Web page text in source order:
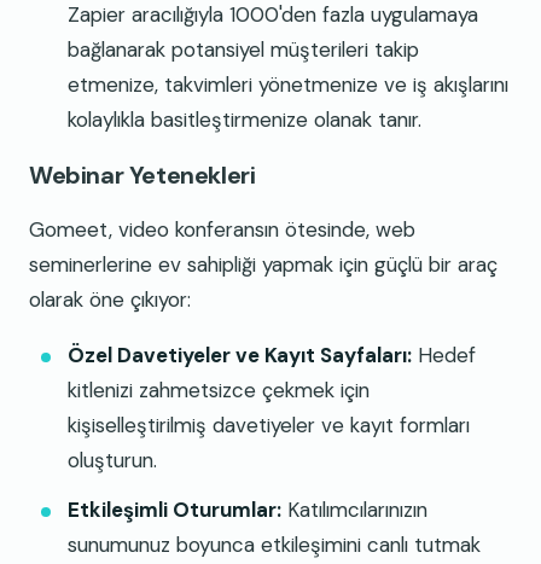
Zapier aracılığıyla 1000'den fazla uygulamaya
bağlanarak potansiyel müşterileri takip
etmenize, takvimleri yönetmenize ve iş akışlarını
kolaylıkla basitleştirmenize olanak tanır.
Webinar Yetenekleri
Gomeet, video konferansın ötesinde, web
seminerlerine ev sahipliği yapmak için güçlü bir araç
olarak öne çıkıyor:
Özel Davetiyeler ve Kayıt Sayfaları: Hedef
kitlenizi zahmetsizce çekmek için
kişiselleştirilmiş davetiyeler ve kayıt formları
oluşturun.
Etkileşimli Oturumlar: Katılımcılarınızın
sunumunuz boyunca etkileşimini canlı tutmak